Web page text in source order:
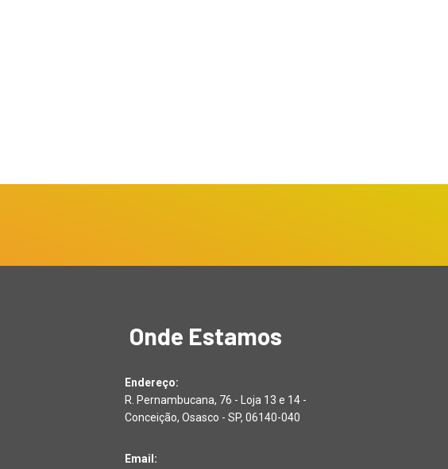
Onde Estamos
Endereço:
R. Pernambucana, 76 - Loja 13 e 14 -
Conceição, Osasco - SP, 06140-040
Email: